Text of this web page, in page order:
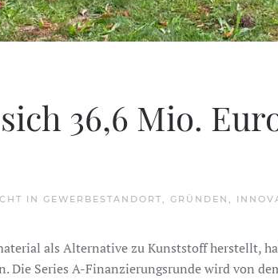
36,6 Mio.
IN GEWERBESTANDORT GRÜNDEN
als Alternative zu Kunststoff herstellt,
Series A-Finanzierungsrunde wird von